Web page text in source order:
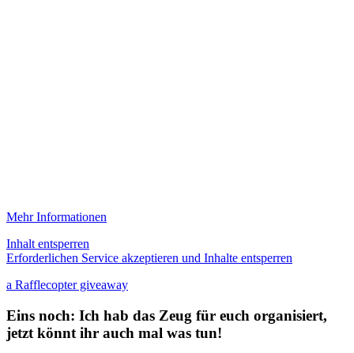
Mehr Informationen
Inhalt entsperren
Erforderlichen Service akzeptieren und Inhalte entsperren
a Rafflecopter giveaway
Eins noch: Ich hab das Zeug für euch organisiert,
jetzt könnt ihr auch mal was tun!